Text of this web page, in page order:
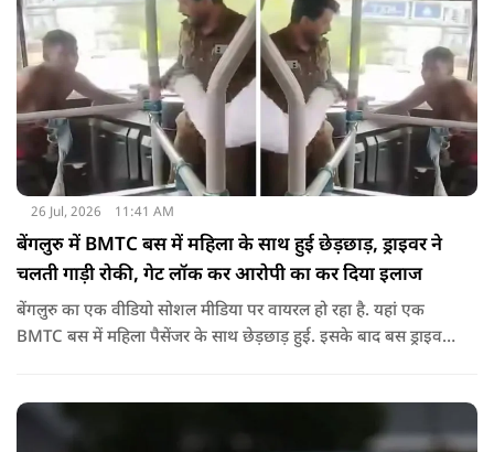
26 Jul, 2026 11:41 AM
बेंगलुरु में BMTC बस में महिला के साथ हुई छेड़छाड़, ड्राइवर ने
चलती गाड़ी रोकी, गेट लॉक कर आरोपी का कर दिया इलाज
बेंगलुरु का एक वीडियो सोशल मीडिया पर वायरल हो रहा है. यहां एक
BMTC बस में महिला पैसेंजर के साथ छेड़छाड़ हुई. इसके बाद बस ड्राइवर